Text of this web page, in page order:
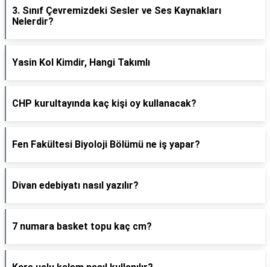
3. Sınıf Çevremizdeki Sesler ve Ses Kaynakları
Nelerdir?
Yasin Kol Kimdir, Hangi Takımlı
CHP kurultayında kaç kişi oy kullanacak?
Fen Fakültesi Biyoloji Bölümü ne iş yapar?
Divan edebiyatı nasıl yazılır?
7 numara basket topu kaç cm?